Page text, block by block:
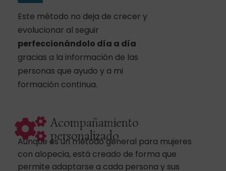
Este método no deja de crecer y
evolucionar al seguir
perfeccionándolo día a día
gracias a la información de las
personas que ayudo y a mi
formación continua.
Acompañamiento
personalizado
Aunque es un método general para mujeres
con alopecia, está creado de forma que
permite adaptarse a cada persona y sus